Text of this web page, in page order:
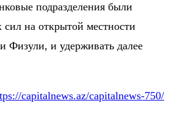
подразделения были
на открытой местности
Физули, и удерживать далее
capitalnews.az/capitalnews-750/